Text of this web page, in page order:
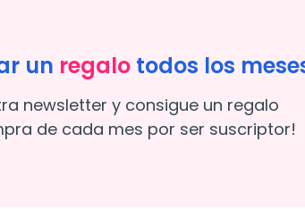
un regalo todos los
newsletter y consigue un regalo
de cada mes por ser suscriptor!